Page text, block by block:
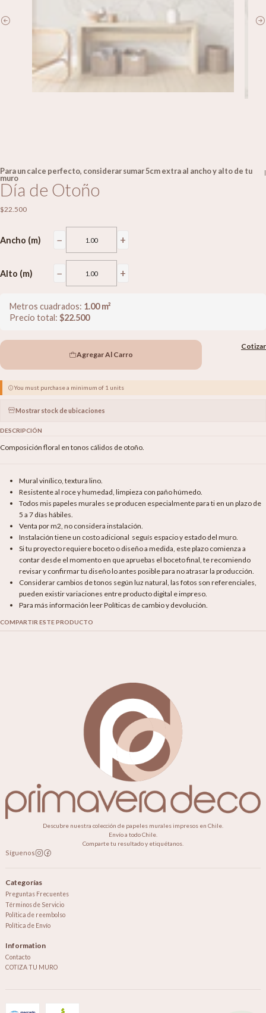
Para un calce perfecto, considerar sumar 5cm extra al ancho y alto de tu
muro
|
Día de Otoño
$22.500
Ancho (m) − +
Alto (m) − +
Metros cuadrados: 1.00m²
Precio total: $22.500
Agregar Al Carro
Cotizar
You must purchase a minimum of 1 units
Mostrar stock de ubicaciones
DESCRIPCIÓN
Composición floral en tonos cálidos de otoño.
Mural vinílico, textura lino.
Resistente al roce y humedad, limpieza con paño húmedo.
Todos mis papeles murales se producen especialmente para ti en un plazo de
5 a 7 días hábiles.
Venta por m2, no considera instalación.
Instalación tiene un costo adicional seguís espacio y estado del muro.
Si tu proyecto requiere boceto o diseño a medida, este plazo comienza a
contar desde el momento en que apruebas el boceto final, te recomiendo
revisar y confirmar tu diseño lo antes posible para no atrasar la producción.
Considerar cambios de tonos según luz natural, las fotos son referenciales,
pueden existir variaciones entre producto digital e impreso.
Para más información leer Políticas de cambio y devolución.
COMPARTIR ESTE PRODUCTO
Descubre nuestra colección de papeles murales impresos en Chile.
Envío a todo Chile.
Comparte tu resultado y etiquétanos.
Síguenos
Categorías
Preguntas Frecuentes
Términos de Servicio
Política de reembolso
Política de Envío
Information
Contacto
COTIZA TU MURO